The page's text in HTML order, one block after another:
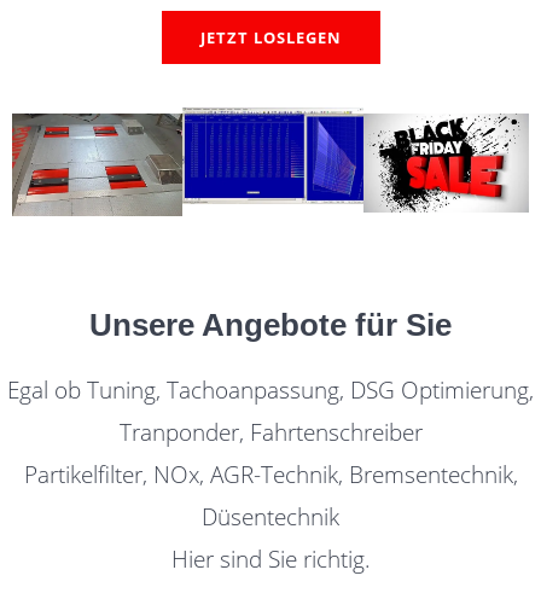
JETZT LOSLEGEN
Unsere Angebote für Sie
Egal ob Tuning, Tachoanpassung, DSG Optimierung,
Tranponder, Fahrtenschreiber
Partikelfilter, NOx, AGR-Technik, Bremsentechnik,
Düsentechnik
Hier sind Sie richtig.